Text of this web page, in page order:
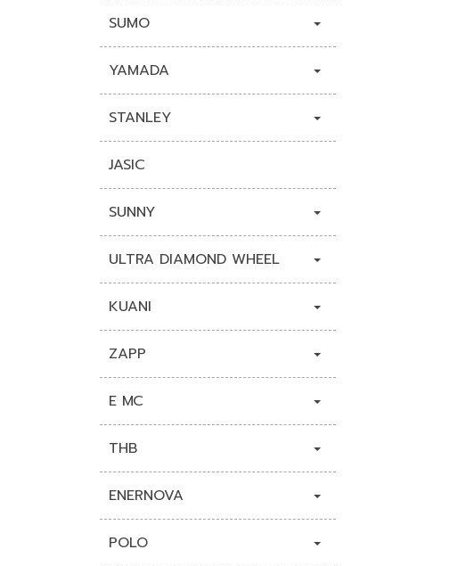
SUMO
YAMADA
STANLEY
JASIC
SUNNY
ULTRA DIAMOND WHEEL
KUANI
ZAPP
E MC
THB
ENERNOVA
POLO